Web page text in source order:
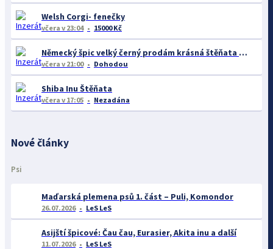
Welsh Corgi- fenečky
včera v 23:04 15000 Kč
Německý špic velký černý prodám krásná štěňata s PP - rarita
včera v 21:00 Dohodou
Shiba Inu Štěňata
včera v 17:05 Nezadána
Nové články
Psi
Maďarská plemena psů 1. část – Puli, Komondor
26.07.2026 LeS LeS
Asijští špicové: Čau čau, Eurasier, Akita inu a další
11.07.2026 LeS LeS